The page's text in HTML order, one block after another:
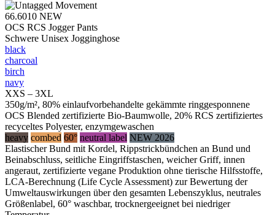
66.6010 NEW
OCS RCS Jogger Pants
Schwere Unisex Jogginghose
black
charcoal
birch
navy
XXS – 3XL
350g/m², 80% einlaufvorbehandelte gekämmte ringgesponnene
OCS Blended zertifizierte Bio-Baumwolle, 20% RCS zertifiziertes
recyceltes Polyester, enzymgewaschen
heavy combed 60° neutral label NEW 2026
Elastischer Bund mit Kordel, Rippstrickbündchen an Bund und
Beinabschluss, seitliche Eingriffstaschen, weicher Griff, innen
angeraut, zertifizierte vegane Produktion ohne tierische Hilfsstoffe,
LCA-Berechnung (Life Cycle Assessment) zur Bewertung der
Umweltauswirkungen über den gesamten Lebenszyklus, neutrales
Größenlabel, 60° waschbar, trocknergeeignet bei niedriger